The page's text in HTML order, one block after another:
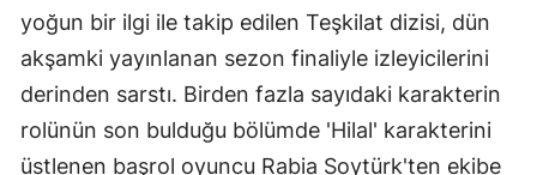
Sivas
Tokat
yoğun bir ilgi ile takip edilen Teşkilat dizisi, dün
akşamki yayınlanan sezon finaliyle izleyicilerini
derinden sarstı. Birden fazla sayıdaki karakterin
rolünün son bulduğu bölümde 'Hilal' karakterini
üstlenen başrol oyuncu Rabia Soytürk'ten ekibe